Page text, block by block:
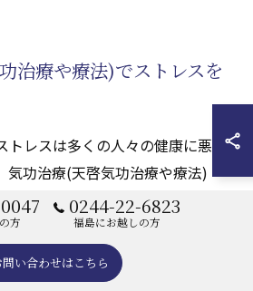
治療や療法)でストレスを
トレスは多くの人々の健康に悪影
気功治療(天啓気功治療や療法)
軽減する手段として非常に効果的
功治療や療法)の動作は、リラッ
自律神経のバランスを整えること
寄与します。また、気功治療(天啓
方
0244-22-6823
福島にお越しの方
い合わせはこちら